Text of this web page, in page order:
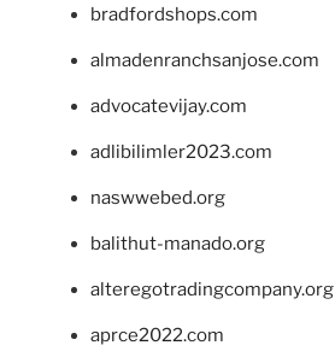
bradfordshops.com
almadenranchsanjose.com
advocatevijay.com
adlibilimler2023.com
naswwebed.org
balithut-manado.org
alteregotradingcompany.org
aprce2022.com